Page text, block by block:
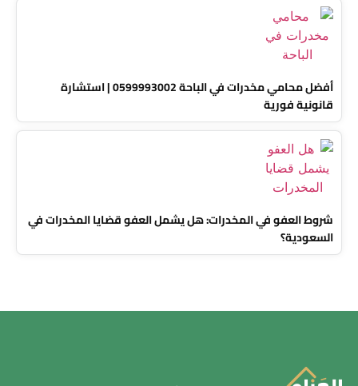
أفضل محامي مخدرات في الباحة 0599993002 | استشارة
قانونية فورية
شروط العفو في المخدرات: هل يشمل العفو قضايا المخدرات في
السعودية؟